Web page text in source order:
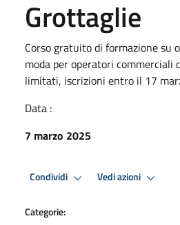
Grottaglie
Corso gratuito di formazione su
moda per operatori commerciali
limitati, iscrizioni entro il 17
Data :
7 marzo 2025
Condividi Vedi azioni
Categorie: